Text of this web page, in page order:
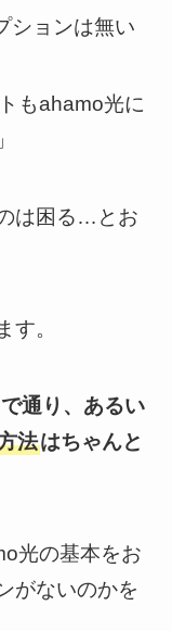
もahamo光に
は困る…とお
す。
通り、あるい
法はちゃんと
光の基本をお
がないのかを